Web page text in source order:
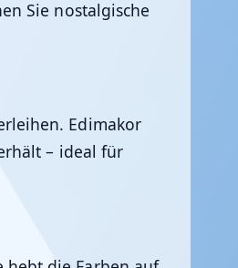
Sie nostalgische
Edimakor
– ideal für